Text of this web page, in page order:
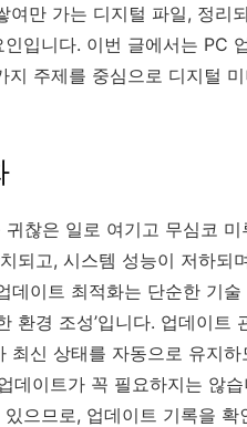
여만 가는 디지털 파일, 정리
입니다. 이번 글에서는 PC
지 주제를 중심으로 디지털
찮은 일로 여기고 무심코
되고, 시스템 성능이 저하되
데이트 최적화는 단순한 기
환경 조성’입니다. 업데이트
최신 상태를 자동으로 유지
데이트가 꼭 필요하지는 않
으므로, 업데이트 기록을